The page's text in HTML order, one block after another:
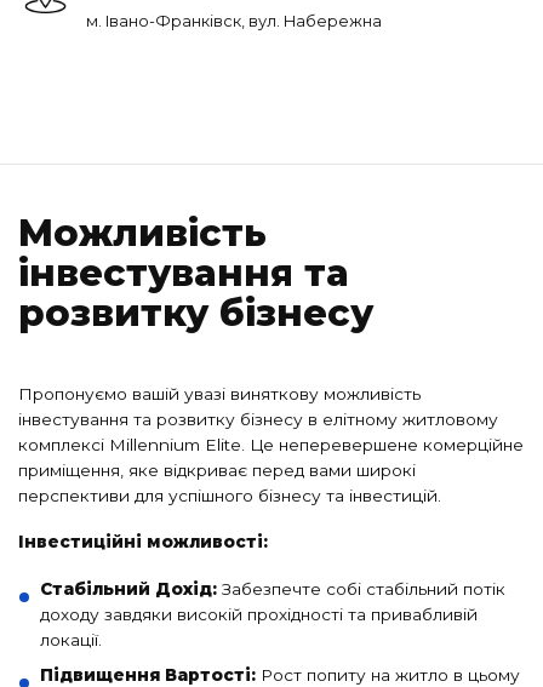
м. Івано-Франківск, вул. Набережна
Можливість
інвестування та
розвитку бізнесу
Пропонуємо вашій увазі виняткову можливість
інвестування та розвитку бізнесу в елітному житловому
комплексі Millennium Elite. Це неперевершене комерційне
приміщення, яке відкриває перед вами широкі
перспективи для успішного бізнесу та інвестицій.
Інвестиційні можливості:
Стабільний Дохід:Забезпечте собі стабільний потік
доходу завдяки високій прохідності та привабливій
локації.
Підвищення Вартості:Рост попиту на житло в цьому